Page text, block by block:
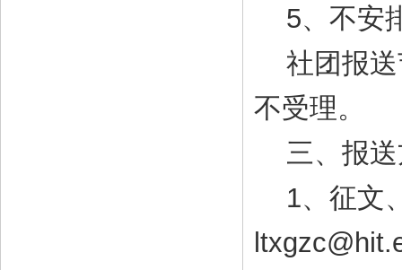
5、不安
社团报送
不受理。
三、报送
1、征文